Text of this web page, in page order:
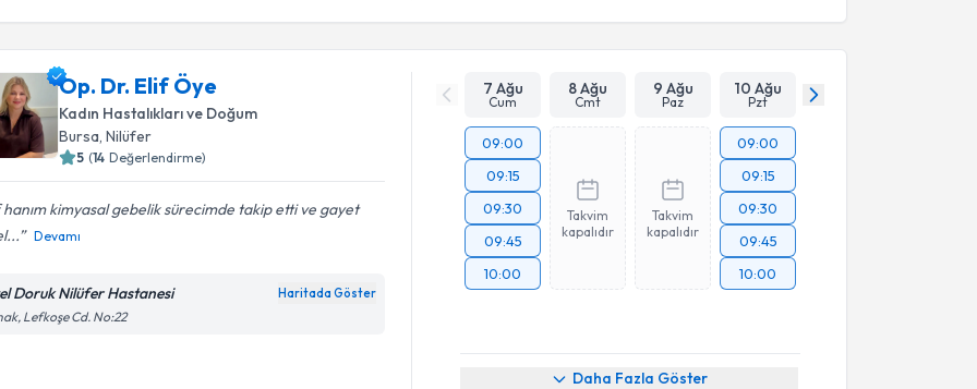
Op. Dr. Elif Öye
Kadın Hastalıkları ve Doğum
Bursa,Nilüfer
5 (14 Değerlendirme)
hanım kimyasal gebelik sürecimde takip etti ve gayet
Devamı
Doruk Nilüfer Hastanesi Haritada Göster
Lefkoşe Cd. No:22
7 Ağu
Cum
8 Ağu
Cmt
9 Ağu
Paz
10 Ağu
Pzt
09:00
09:15
09:30
09:45
10:00
Takvim
kapalıdır
Takvim
kapalıdır
09:00
09:15
09:30
09:45
10:00
Daha Fazla Göster